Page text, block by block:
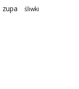
zupa śliwki